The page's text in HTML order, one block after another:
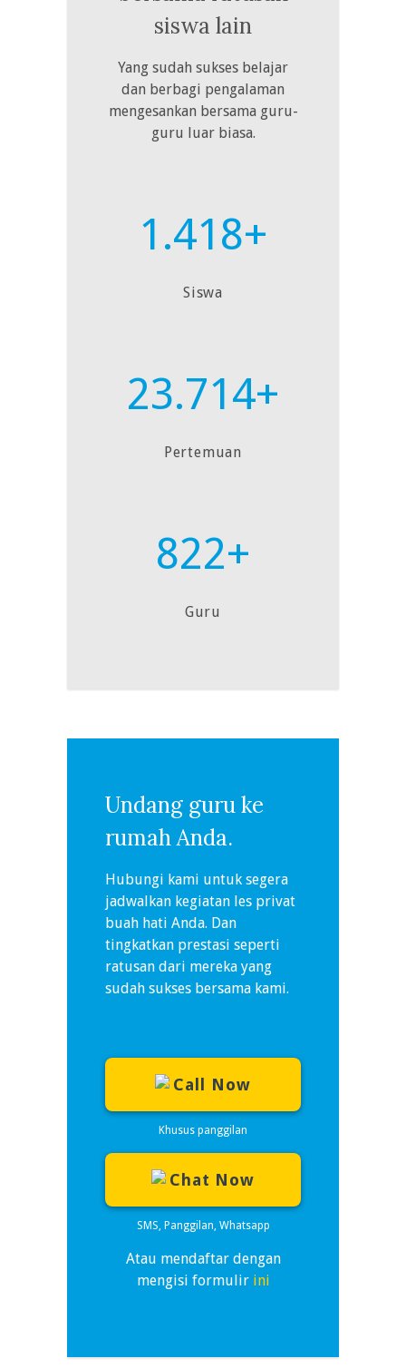
siswa lain
Yang sudah sukses belajar
dan berbagi pengalaman
mengesankan bersama guru-
guru luar biasa.
1.418+
Siswa
23.714+
Pertemuan
822+
Guru
Undang guru ke
rumah Anda.
Hubungi kami untuk segera
jadwalkan kegiatan les privat
buah hati Anda. Dan
tingkatkan prestasi seperti
ratusan dari mereka yang
sudah sukses bersama kami.
Call Now
Khusus panggilan
Chat Now
SMS, Panggilan, Whatsapp
Atau mendaftar dengan
mengisi formulir ini